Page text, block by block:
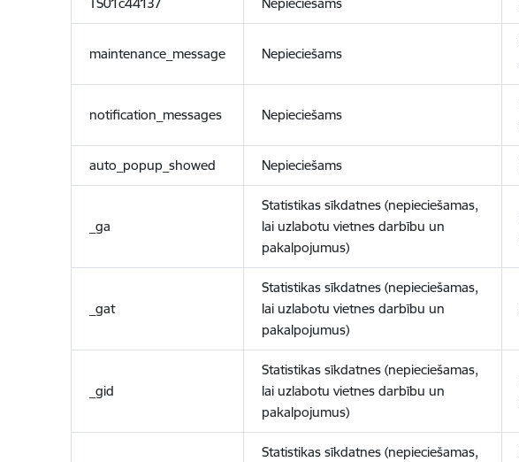
maintenance_message Nepieciešams
notification_messages Nepieciešams
auto_popup_showed Nepieciešams
_ga
Statistikas sīkdatnes (nepieciešamas,
lai uzlabotu vietnes darbību un
pakalpojumus)
_gat
Statistikas sīkdatnes (nepieciešamas,
lai uzlabotu vietnes darbību un
pakalpojumus)
_gid
Statistikas sīkdatnes (nepieciešamas,
lai uzlabotu vietnes darbību un
pakalpojumus)
Statistikas sīkdatnes (nepieciešamas,